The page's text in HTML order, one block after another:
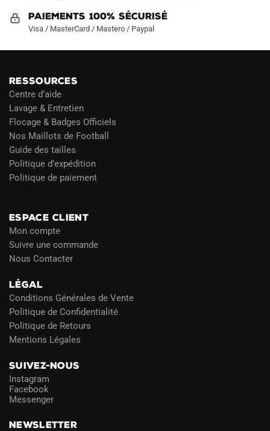
Paiements 100% Sécurisé
Visa / MasterCard / Mastero / Paypal
RESSOURCES
Centre d’aide
Lavage & Entretien
Flocage & Badges Officiels
Nos Maillots de Football
Guide des tailles
Politique d’expédition
Politique de paiement
ESPACE CLIENT
Mon compte
Suivre une commande
Nous Contacter
LÉGAL
Conditions Générales de Vente
Politique de Confidentialité
Politique de Retours
Mentions Légales
SUIVEZ-NOUS
Instagram
Facebook
Messenger
NEWSLETTER